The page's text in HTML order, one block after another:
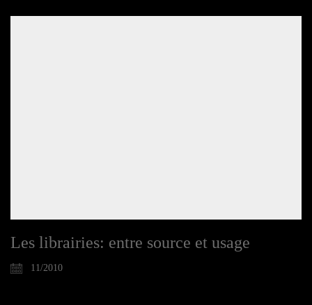
Les librairies: entre source et usage
11/2010